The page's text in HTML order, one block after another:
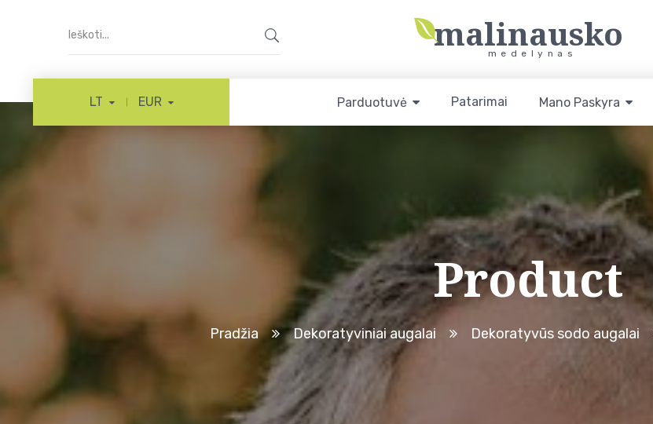
malinausko
medelynas
LT EUR Parduotuvė Patarimai Mano Paskyra
Product
Pradžia Dekoratyviniai augalai Dekoratyvūs sodo augalai